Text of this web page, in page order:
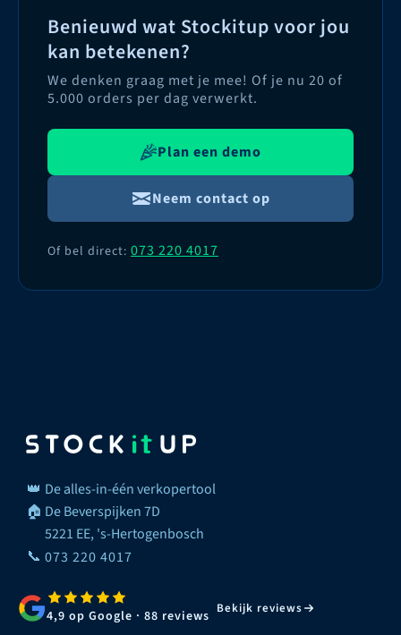
Benieuwd wat Stockitup voor jou
kan betekenen?
We denken graag met je mee! Of je nu 20 of
5.000 orders per dag verwerkt.
Plan een demo
Neem contact op
Of bel direct: 073 220 4017
👑 De alles-in-één verkopertool
🏠 De Beverspijken 7D
5221 EE, 's-Hertogenbosch
📞 073 220 4017
4,9 op Google · 88 reviews Bekijk reviews